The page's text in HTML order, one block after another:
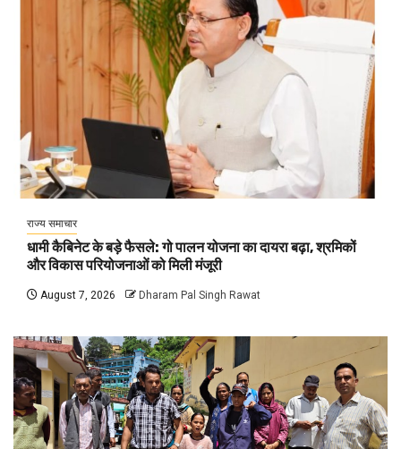
राज्य समाचार
धामी कैबिनेट के बड़े फैसले: गो पालन योजना का दायरा बढ़ा, श्रमिकों
और विकास परियोजनाओं को मिली मंजूरी
August 7, 2026 Dharam Pal Singh Rawat